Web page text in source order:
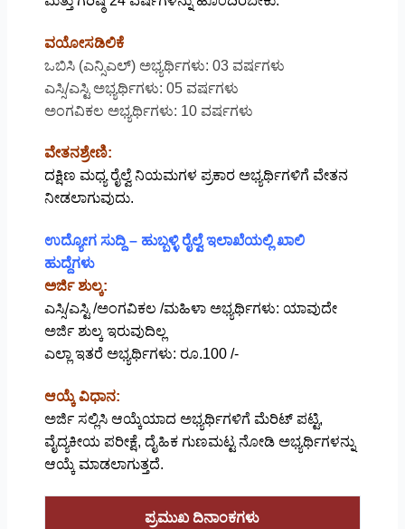
ವಯೋಸಡಿಲಿಕೆ
ಒಬಿಸಿ (ಎನ್ಸಿಎಲ್) ಅಭ್ಯರ್ಥಿಗಳು: 03 ವರ್ಷಗಳು
ಎಸ್ಸಿ/ಎಸ್ಟಿ ಅಭ್ಯರ್ಥಿಗಳು: 05 ವರ್ಷಗಳು
ಅಂಗವಿಕಲ ಅಭ್ಯರ್ಥಿಗಳು: 10 ವರ್ಷಗಳು
ವೇತನಶ್ರೇಣಿ:
ದಕ್ಷಿಣ ಮಧ್ಯ ರೈಲ್ವೆ ನಿಯಮಗಳ ಪ್ರಕಾರ ಅಭ್ಯರ್ಥಿಗಳಿಗೆ ವೇತನ
ನೀಡಲಾಗುವುದು.
ಉದ್ಯೋಗ ಸುದ್ದಿ – ಹುಬ್ಬಳ್ಳಿ ರೈಲ್ವೆ ಇಲಾಖೆಯಲ್ಲಿ ಖಾಲಿ
ಹುದ್ದೆಗಳು
ಅರ್ಜಿ ಶುಲ್ಕ:
ಎಸ್ಸಿ/ಎಸ್ಟಿ /ಅಂಗವಿಕಲ /ಮಹಿಳಾ ಅಭ್ಯರ್ಥಿಗಳು: ಯಾವುದೇ
ಅರ್ಜಿ ಶುಲ್ಕ ಇರುವುದಿಲ್ಲ
ಎಲ್ಲಾ ಇತರೆ ಅಭ್ಯರ್ಥಿಗಳು: ರೂ.100 /-
ಆಯ್ಕೆ ವಿಧಾನ:
ಅರ್ಜಿ ಸಲ್ಲಿಸಿ ಆಯ್ಕೆಯಾದ ಅಭ್ಯರ್ಥಿಗಳಿಗೆ ಮೆರಿಟ್ ಪಟ್ಟಿ,
ವೈದ್ಯಕೀಯ ಪರೀಕ್ಷೆ, ದೈಹಿಕ ಗುಣಮಟ್ಟ ನೋಡಿ ಅಭ್ಯರ್ಥಿಗಳನ್ನು
ಆಯ್ಕೆ ಮಾಡಲಾಗುತ್ತದೆ.
ಪ್ರಮುಖ ದಿನಾಂಕಗಳು